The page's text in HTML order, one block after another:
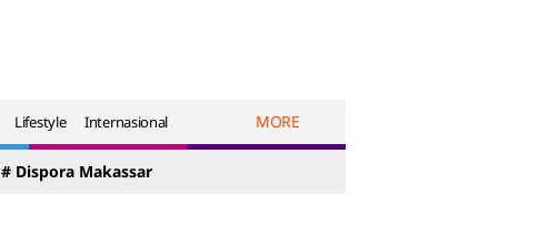
Lifestyle Internasional MORE
# Dispora Makassar